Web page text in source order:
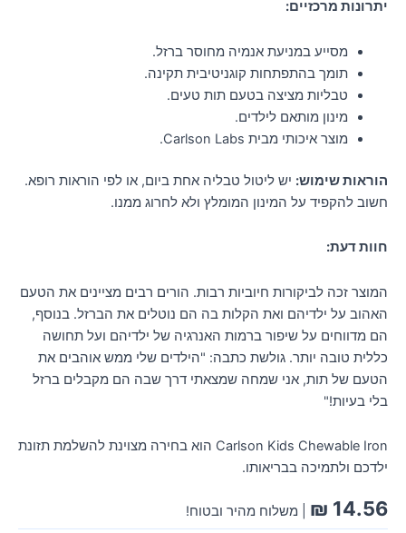
יתרונות מרכזיים:
מסייע במניעת אנמיה מחוסר ברזל.
תומך בהתפתחות קוגניטיבית תקינה.
טבליות מציצה בטעם תות טעים.
מינון מותאם לילדים.
מוצר איכותי מבית Carlson Labs.
הוראות שימוש: יש ליטול טבליה אחת ביום, או לפי הוראות רופא.
חשוב להקפיד על המינון המומלץ ולא לחרוג ממנו.
חוות דעת:
המוצר זכה לביקורות חיוביות רבות. הורים רבים מציינים את הטעם
האהוב על ילדיהם ואת הקלות בה הם נוטלים את הברזל. בנוסף,
הם מדווחים על שיפור ברמות האנרגיה של ילדיהם ועל תחושה
כללית טובה יותר. גולשת כתבה: "הילדים שלי ממש אוהבים את
הטעם של תות, אני שמחה שמצאתי דרך שבה הם מקבלים ברזל
בלי בעיות!"
Carlson Kids Chewable Iron הוא בחירה מצוינת להשלמת תזונת
ילדכם ולתמיכה בבריאותו.
₪ 14.56 | משלוח מהיר ובטוח!